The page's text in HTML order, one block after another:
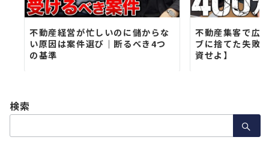
不動産経営が忙しいのに儲からな
い原因は案件選び｜断るべき4つ
の基準
不動産集客で広
ブに捨てた失敗
資せよ】
検索
索：